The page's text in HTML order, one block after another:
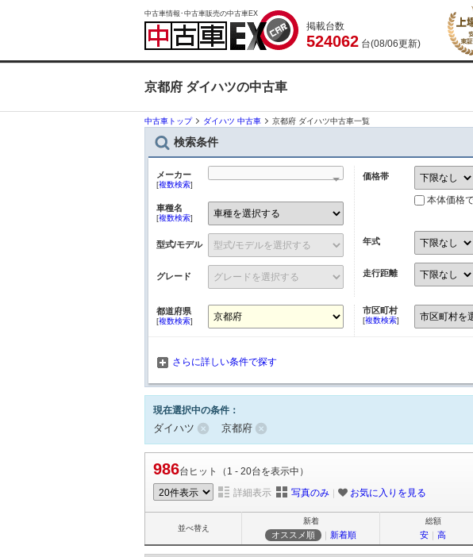
中古車情報･中古車販売の中古車EX
掲載台数
524062 台(08/06更新)
京都府 ダイハツの中古車
中古車トップ ダイハツ 中古車 京都府 ダイハツ中古車一覧
検索条件
メーカー
[複数検索]
車種名
[複数検索]
型式/モデル
グレード
価格帯
本体価格
年式
走行距離
都道府県
[複数検索]
市区町村
[複数検索]
さらに詳しい条件で探す
現在選択中の条件：
ダイハツ 京都府
986台ヒット（1 - 20台を表示中）
詳細表示 写真のみ ｜ お気に入りを見る
並べ替え
新着
オススメ順 ｜ 新着順
総額
安 ｜ 高